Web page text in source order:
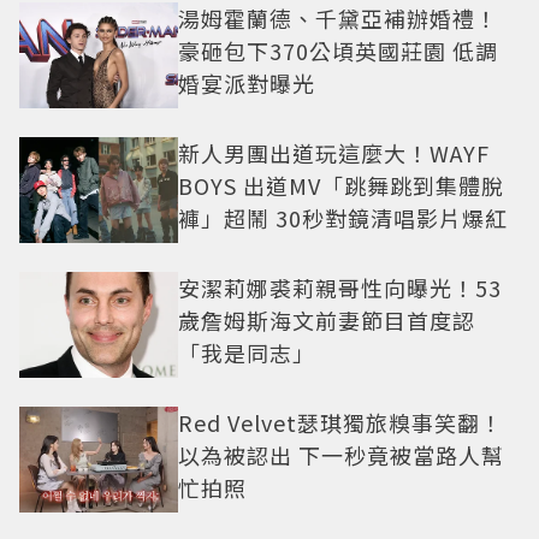
湯姆霍蘭德、千黛亞補辦婚禮！
豪砸包下370公頃英國莊園 低調
婚宴派對曝光
新人男團出道玩這麼大！WAYF
BOYS 出道MV「跳舞跳到集體脫
褲」超鬧 30秒對鏡清唱影片爆紅
安潔莉娜裘莉親哥性向曝光！53
歲詹姆斯海文前妻節目首度認
「我是同志」
Red Velvet瑟琪獨旅糗事笑翻！
以為被認出 下一秒竟被當路人幫
忙拍照